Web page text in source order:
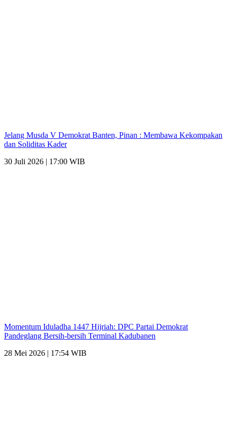
Jelang Musda V Demokrat Banten, Pinan : Membawa Kekompakan
dan Soliditas Kader
30 Juli 2026 | 17:00 WIB
Momentum Iduladha 1447 Hijriah: DPC Partai Demokrat
Pandeglang Bersih-bersih Terminal Kadubanen
28 Mei 2026 | 17:54 WIB